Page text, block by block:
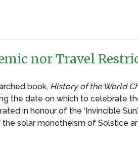
nor Travel
book, History of the World
the date on which to celebrate
in honour of the ‘Invincible
solar monotheism of Solstice